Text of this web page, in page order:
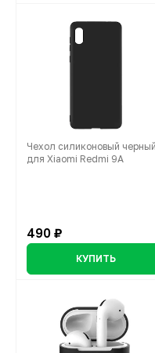
Чехол силиконовый черный
для Xiaomi Redmi 9A
490 ₽
КУПИТЬ